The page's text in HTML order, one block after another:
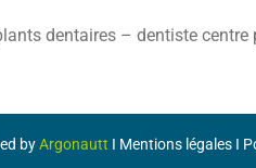
dentaires – dentiste centre
byArgonautt I Mentions légalesI